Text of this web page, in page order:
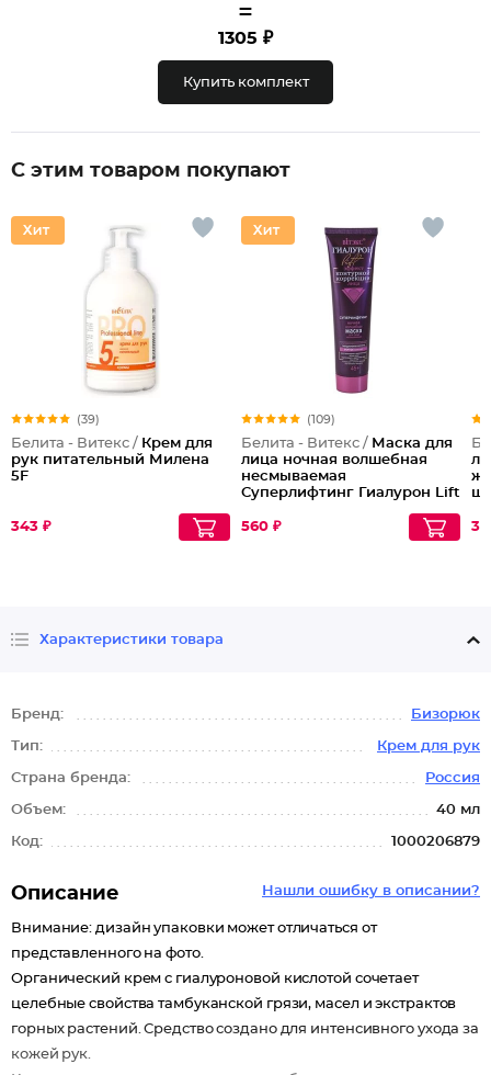
=
1305 ₽
Купить комплект
С этим товаром покупают
(39)
Белита - Витекс / Крем для
рук питательный Милена
5F
343 ₽
(109)
Белита - Витекс / Маска для
лица ночная волшебная
несмываемая
Суперлифтинг Гиалурон Lift
560 ₽
Характеристики товара
Бренд: Бизорюк
Тип: Крем для рук
Страна бренда: Россия
Объем: 40 мл
Код: 1000206879
Нашли ошибку в описании?
Описание
Внимание: дизайн упаковки может отличаться от
представленного на фото.
Органический крем с гиалуроновой кислотой сочетает
целебные свойства тамбуканской грязи, масел и экстрактов
горных растений. Средство создано для интенсивного ухода за
кожей рук.